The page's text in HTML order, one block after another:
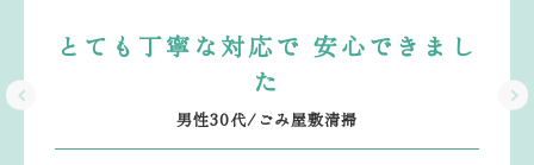
とても丁寧な対応で 安心できまし
た
男性30代/ごみ屋敷清掃